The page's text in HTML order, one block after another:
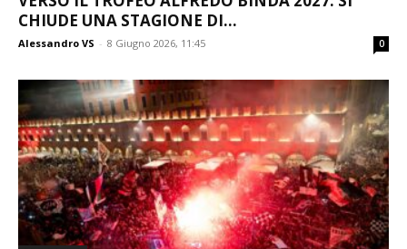
CHIUDE UNA STAGIONE DI...
Alessandro VS - 8 Giugno 2026, 11:45 0